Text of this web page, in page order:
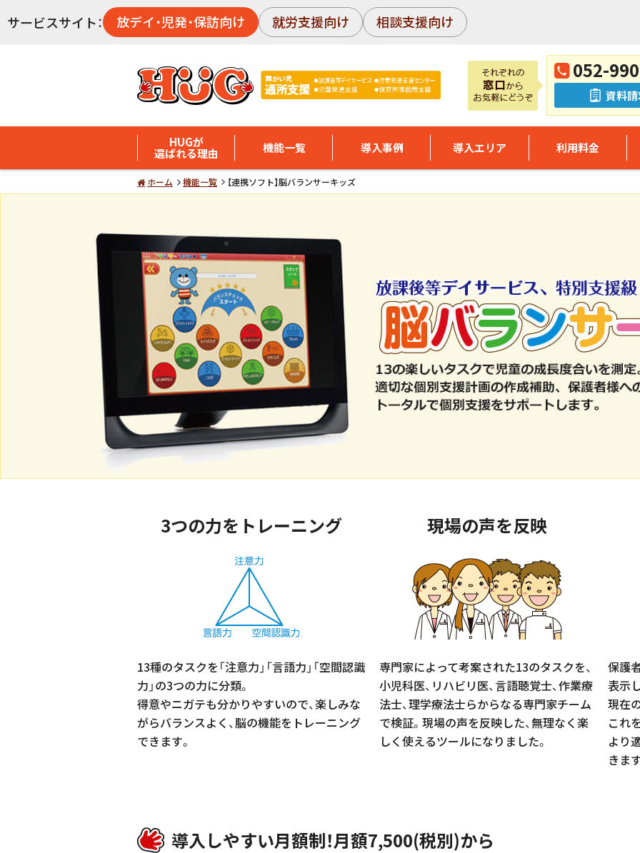
サービスサイト： 放デイ・児発・保訪向け 就労支援向け 相談支援向け
052-
資料
HUGが
選ばれる理由 機能一覧 導入事例 導入エリア 利用料金
ホーム 機能一覧 【連携ソフト】脳バランサーキッズ
3つの力をトレーニング
13種のタスクを「注意力」「言語力」「空間認識
力」の3つの力に分類。
得意やニガテも分かりやすいので、楽しみな
がらバランスよく、脳の機能をトレーニング
できます。
現場の声を反映
専門家によって考案された13のタスクを、
小児科医、リハビリ医、言語聴覚士、作業療
法士、理学療法士らからなる専門家チーム
で検証。現場の声を反映した、無理なく楽
しく使えるツールになりました。
保護
表示
現在
これ
より
きま
導入しやすい月額制！月額7,500(税別)から